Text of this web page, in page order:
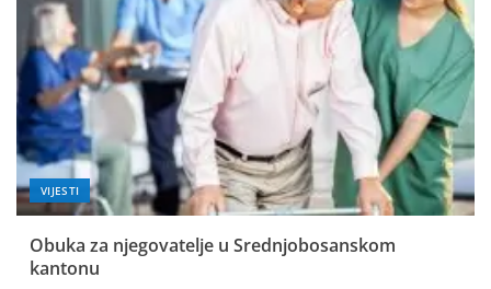
VIJESTI
Obuka za njegovatelje u Srednjobosanskom
kantonu